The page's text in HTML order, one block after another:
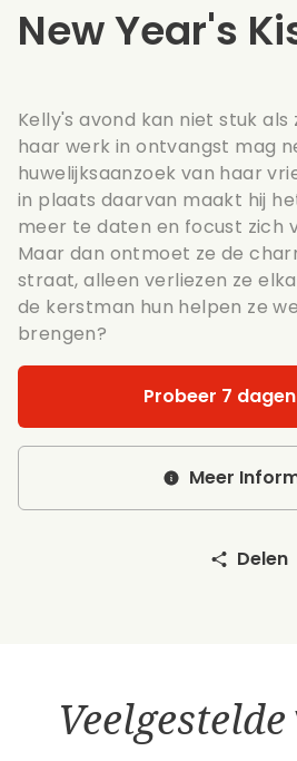
New Year's
Kelly's avond kan niet stuk
haar werk in ontvangst mag
huwelijksaanzoek van haar
in plaats daarvan maakt hij
meer te daten en focust zich
Maar dan ontmoet ze de
straat, alleen verliezen ze
de kerstman hun helpen ze
brengen?
Probeer 7
Meer
Delen
Veelgestelde